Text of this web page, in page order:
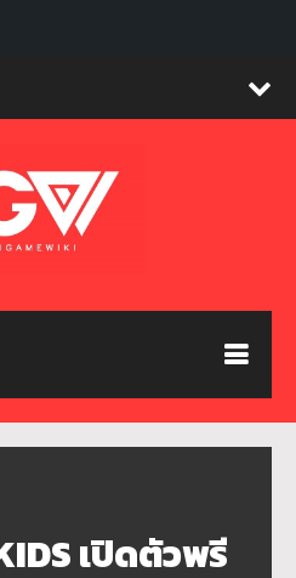
เปิดตัวพรี